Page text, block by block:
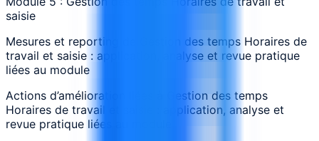
saisie
Mesures et reporting de Gestion des temps Horaires de
travail et saisie : application, analyse et revue pratique
liées au module
Actions d’amélioration liées à Gestion des temps
Horaires de travail et saisie : application, analyse et
revue pratique liées au module